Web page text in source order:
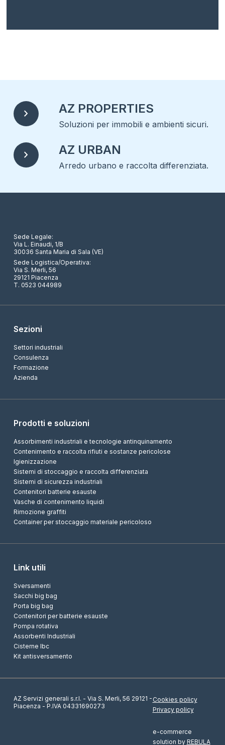
chevron_right AZ PROPERTIES
Soluzioni per immobili e ambienti sicuri.
chevron_right AZ URBAN
Arredo urbano e raccolta differenziata.
Sede Legale:
Via L. Einaudi, 1/B
30036 Santa Maria di Sala (VE)
Sede Logistica/Operativa:
Via S. Merli, 56
29121 Piacenza
T. 0523 044989
Sezioni
Settori industriali
Consulenza
Formazione
Azienda
Prodotti e soluzioni
Assorbimenti industriali e tecnologie antinquinamento
Contenimento e raccolta rifiuti e sostanze pericolose
Igienizzazione
Sistemi di stoccaggio e raccolta differenziata
Sistemi di sicurezza industriali
Contenitori batterie esauste
Vasche di contenimento liquidi
Rimozione graffiti
Container per stoccaggio materiale pericoloso
Link utili
Sversamenti
Sacchi big bag
Porta big bag
Contenitori per batterie esauste
Pompa rotativa
Assorbenti Industriali
Cisterne Ibc
Kit antisversamento
AZ Servizi generali s.r.l. - Via S. Merli, 56 29121 -
Piacenza - P.IVA 04331690273
Cookies policy
Privacy policy
e-commerce
solution by REBULA